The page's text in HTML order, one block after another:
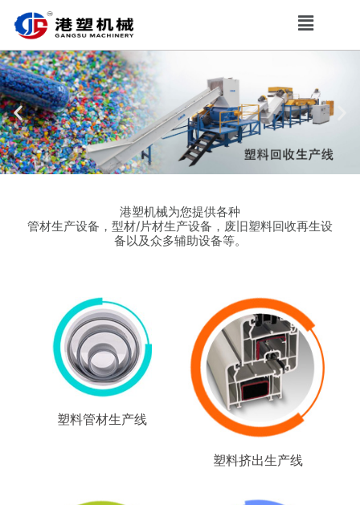
港塑机械为您提供各种
管材生产设备，型材/片材生产设备，废旧塑料回收再生设
备以及众多辅助设备等。
塑料管材生产线
塑料挤出生产线